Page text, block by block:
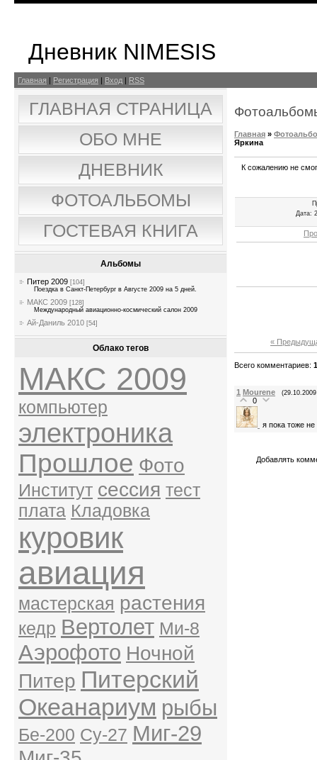
Дневник NIMESIS
Главная | Регистрация | Вход | RSS
ГЛАВНАЯ СТРАНИЦА
ОБО МНЕ
ДНЕВНИК
ФОТОАЛЬБОМЫ
ГОСТЕВАЯ КНИГА
Альбомы
Питер 2009 [104]
Поездка в Санкт-Петербург в Августе 2009 на 5 дней.
МАКС 2009 [128]
Международный авиационно-космический салон 2009
Ай-Даниль 2010 [54]
Облако тегов
МАКС 2009
компьютер
электроника
Прошлое Фото
Институт сессия тест
плата Кладовка
куровик
авиация
мастерская растения
кедр Вертолет Ми-8
Аэрофото Ночной
Питер Питерский
Океанариум рыбы
Бе-200 Су-27 Миг-29
Главная »
Яркина
К сожалению не
Дата:
«
Всего комментариев: 1
1 Mourene
0
я пока тоже
Добавлять